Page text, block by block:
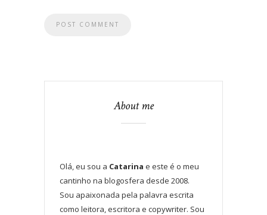
About me
Olá, eu sou a Catarina e este é o meu
cantinho na blogosfera desde 2008.
Sou apaixonada pela palavra escrita
como leitora, escritora e copywriter. Sou